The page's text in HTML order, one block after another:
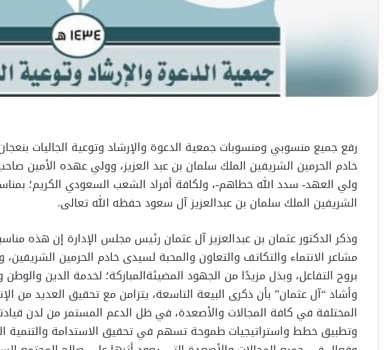
رفع جميع منسوبي ومنسوبات جمعية الدعوة والإرشاد وتوعية الجاليات
خادم الحرمين الشريفين الملك سلمان بن عبد العزيز، وولي عهده الأمين
ولي العهد- سدد الله خطاهم-، ولكافة أفراد الشعب السعودي الكريم؛
الشريفين الملك سلمان بن عبدالعزيز آل سعود حفظه الله تعالى.
وذكر الدكتور عثمان بن عبدالعزيز آل عثمان رئيس مجلس الإدارة إن هذه
مشاعر الانتماء والتكاتف والتعاون والمحبة لسيدى خادم الحرمين
بروح التفاعل، وبذل مزيدًا من الجهود المضيئةالمباركة؛ لخدمة الدين
وأشاد “آل عثمان” بأن ذكرى البيعة التاسعة، يتزامن مع تحقيق العديد من
المختلفة في كافة المجالات والأصعدة، في ظل الدعم المستمر من لدن
وتطبيق خطط واستراتيجيات طموحة تسهم في تحقيق الاستدامة والتنمية